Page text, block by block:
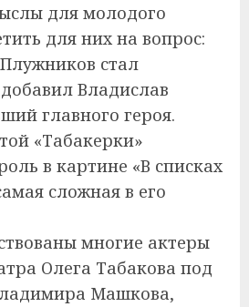
для молодого
для них на вопрос:
стал
Владислав
главного героя.
«Табакерки»
в картине «В списках
сложная в его
многие актеры
Олега Табакова под
Машкова,